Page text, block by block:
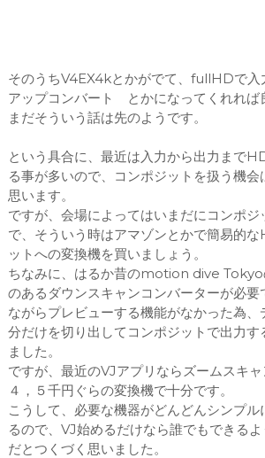
そのうちV4EX4kとかがでて、fullHDで入
アップコンバート とかになってくれれば
まだそういう話は先のようです。
という具合に、最近は入力から出力まで
る事が多いので、コンポジットを扱う機会
思います。
ですが、会場によってはいまだにコンポ
で、そういう時はアマゾンとかで簡易的
ットへの変換機を買いましょう。
ちなみに、はるか昔のmotion dive Tokyo
のあるダウンスキャンコンバーターが必要
ながらプレビューする機能がなかった為、
分だけを切り出してコンポジットで出力す
ました。
ですが、最近のVJアプリならズームスキャ
４，５千円ぐらの変換機で十分です。
こうして、必要な機器がどんどんシンプ
るので、VJ始めるだけなら誰でもできる
だとつくづく思いました。